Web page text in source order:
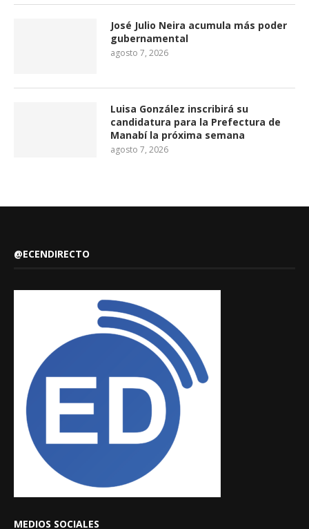
José Julio Neira acumula más poder
gubernamental
agosto 7, 2026
Luisa González inscribirá su
candidatura para la Prefectura de
Manabí la próxima semana
agosto 7, 2026
@ECENDIRECTO
MEDIOS SOCIALES